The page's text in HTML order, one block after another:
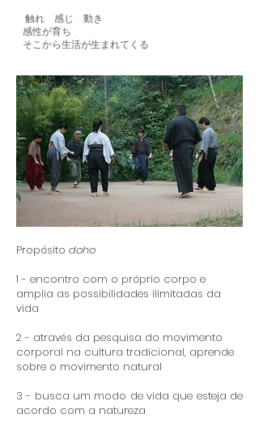
触れ 感じ 動き
感性が育ち
そこから生活が生まれてくる
Propósito doho
1 - encontro com o próprio corpo e
amplia as possibilidades ilimitadas da
vida
2 - através da pesquisa do movimento
corporal na cultura tradicional, aprende
sobre o movimento natural
3 - busca um modo de vida que esteja de
acordo com a natureza